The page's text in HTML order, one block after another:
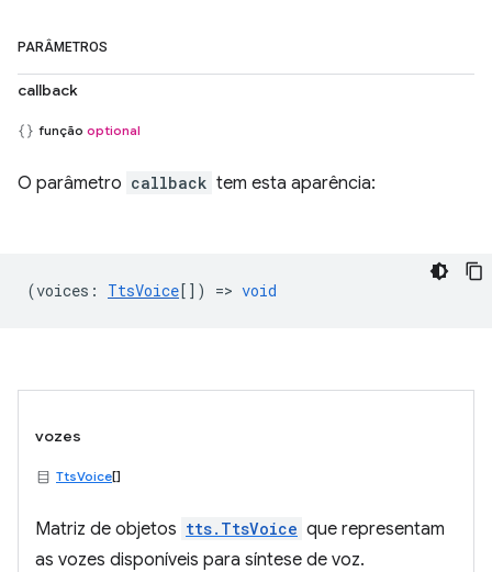
PARÂMETROS
callback
função optional
O parâmetro callback tem esta aparência:
(voices : TtsVoice[]) => void
vozes
TtsVoice[]
Matriz de objetos tts.TtsVoice que representam
as vozes disponíveis para síntese de voz.